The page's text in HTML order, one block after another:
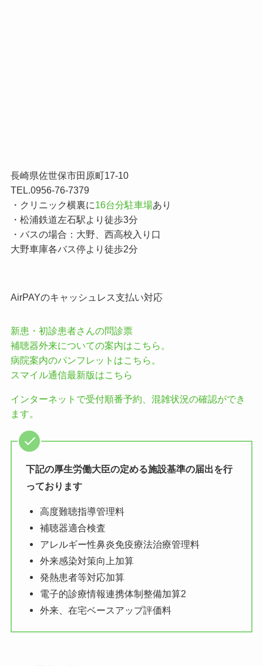
長崎県佐世保市田原町17-10
TEL.0956-76-7379
・クリニック横裏に16台分駐車場あり
・松浦鉄道左石駅より徒歩3分
・バスの場合：大野、西高校入り口
大野車庫各バス停より徒歩2分
AirPAYのキャッシュレス支払い対応
新患・初診患者さんの問診票
補聴器外来についての案内はこちら。
病院案内のパンフレットはこちら。
スマイル通信最新版はこちら
インターネットで受付順番予約、混雑状況の確認ができ
ます。
下記の厚生労働大臣の定める施設基準の届出を行
っております
高度難聴指導管理料
補聴器適合検査
アレルギー性鼻炎免疫療法治療管理料
外来感染対策向上加算
発熱患者等対応加算
電子的診療情報連携体制整備加算2
外来、在宅ベースアップ評価料